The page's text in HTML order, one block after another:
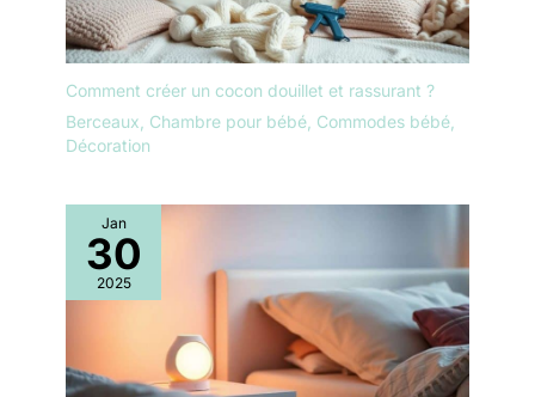
Comment créer un cocon douillet et rassurant ?
Berceaux Chambre pour bébé Commodes bébé
Décoration
Jan
30
2025